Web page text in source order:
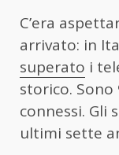
C’era
arrivato: in
superato i
storico.
connessi. Gli
ultimi sette